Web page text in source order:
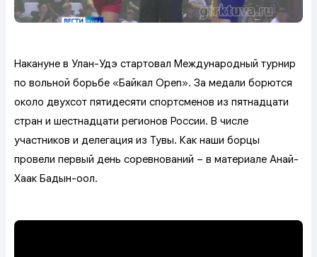
Накануне в Улан-Удэ стартовал Международный турнир
по вольной борьбе «Байкал Open». За медали борются
около двухсот пятидесяти спортсменов из пятнадцати
стран и шестнадцати регионов России. В числе
участников и делегация из Тувы. Как наши борцы
провели первый день соревнований – в материале Анай-
Хаак Бадын-оол.